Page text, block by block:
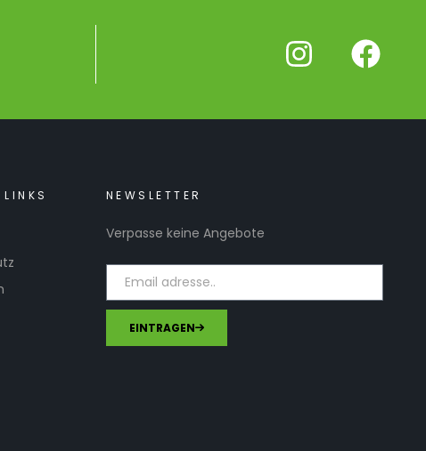
NEWSLETTER
Verpasse keine Angebote
EINTRAGEN